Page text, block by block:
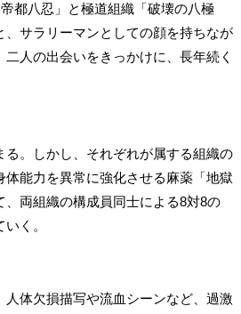
都八忍」と極道組織「破壊の八極
サラリーマンとしての顔を持ちなが
人の出会いをきっかけに、長年続く
。しかし、それぞれが属する組織の
能力を異常に強化させる麻薬「地獄
両組織の構成員同士による8対8の
く。
体欠損描写や流血シーンなど、過激